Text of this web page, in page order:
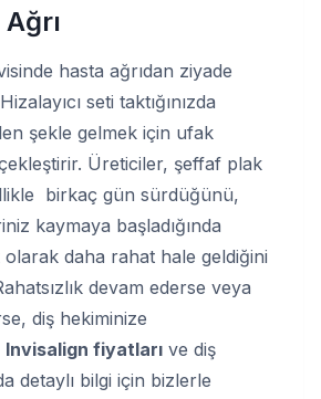
hasta ağrıdan ziyade
seti taktığınızda
şekle gelmek için ufak
Üreticiler, şeffaf plak
birkaç gün sürdüğünü,
kaymaya başladığında
olarak daha rahat hale geldiğini
devam ederse veya
diş hekiminize
Invisalign fiyatları ve diş
detaylı bilgi için bizlerle